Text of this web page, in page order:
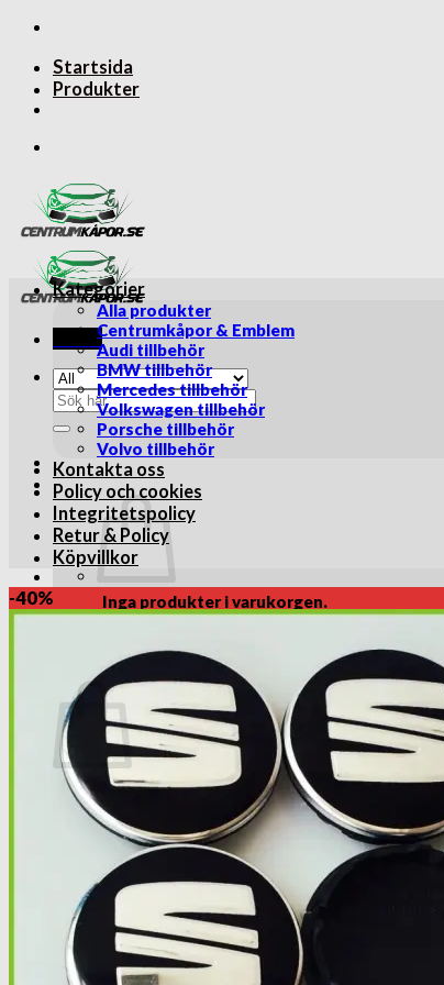
Skip
contentStartsida
Produkter
Menu
Sök
efter:
Inga produkter i varukorgen.
Varukorg
Inga produkter i varukorgen.
Gå tillbaka till butiken
VID BETALNING UTAN PAYPAL KONTO.
betal eller kreditkort, så behöver du inte
Kategorier
Alla produkter
Centrumkåpor & Emblem
Audi tillbehör
BMW tillbehör
Mercedes tillbehör
Volkswagen tillbehör
Porsche tillbehör
Volvo tillbehör
Kontakta oss
Policy och cookies
Integritetspolicy
Retur & Policy
Köpvillkor
-40%